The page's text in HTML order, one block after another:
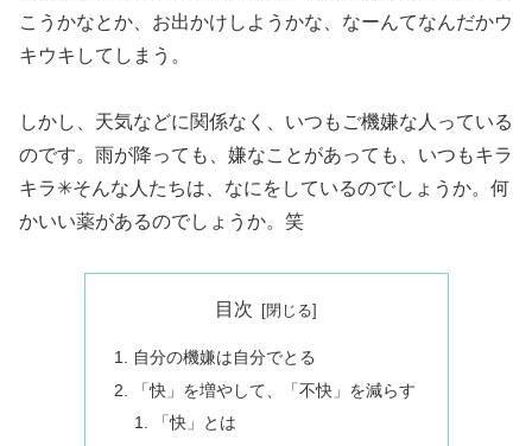
こうかなとか、お出かけしようかな、なーんてなんだかウ
キウキしてしまう。
しかし、天気などに関係なく、いつもご機嫌な人っている
のです。雨が降っても、嫌なことがあっても、いつもキラ
キラ✳︎そんな人たちは、なにをしているのでしょうか。何
かいい薬があるのでしょうか。笑
目次
自分の機嫌は自分でとる
「快」を増やして、「不快」を減らす
「快」とは